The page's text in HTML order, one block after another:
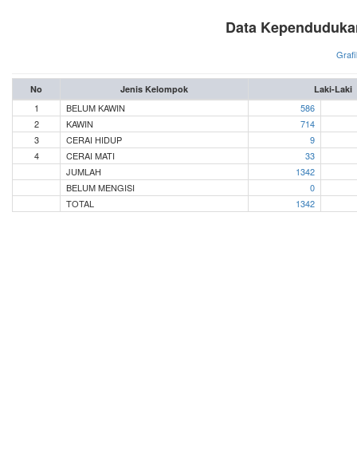
Data
No Jenis Kelompok Laki-Laki
1 BELUM KAWIN
586
2
KAWIN
714
3
CERAI HIDUP
9
4
CERAI MATI
33
JUMLAH
1342
BELUM MENGISI
0
TOTAL
1342